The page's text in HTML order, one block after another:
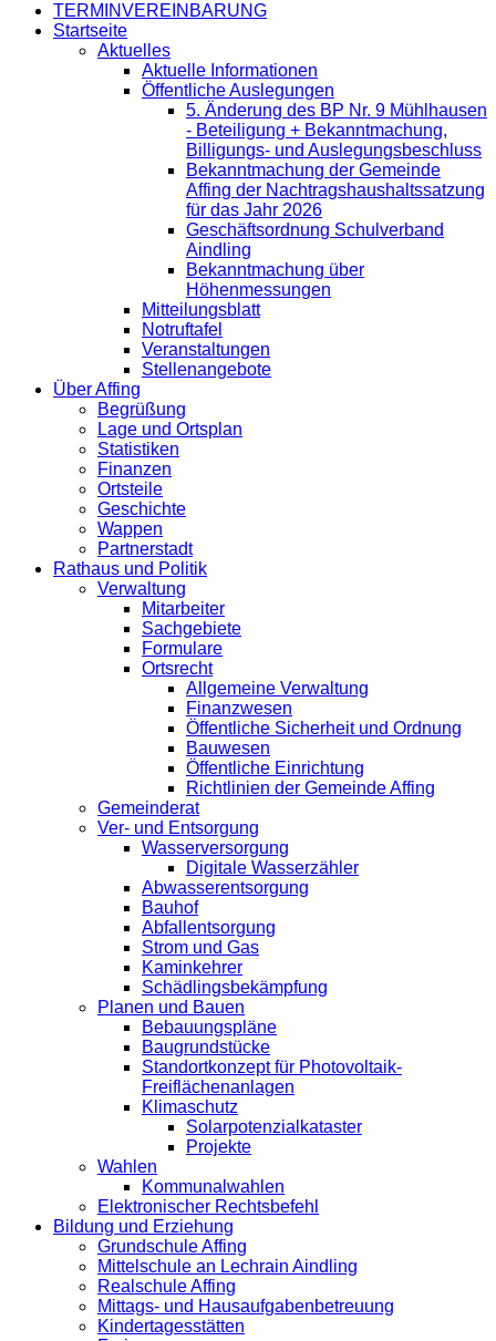
TERMINVEREINBARUNG
Startseite
Aktuelles
Aktuelle Informationen
Öffentliche Auslegungen
5. Änderung des BP Nr. 9 Mühlhausen
- Beteiligung + Bekanntmachung,
Billigungs- und Auslegungsbeschluss
Bekanntmachung der Gemeinde
Affing der Nachtragshaushaltssatzung
für das Jahr 2026
Geschäftsordnung Schulverband
Aindling
Bekanntmachung über
Höhenmessungen
Mitteilungsblatt
Notruftafel
Veranstaltungen
Stellenangebote
Über Affing
Begrüßung
Lage und Ortsplan
Statistiken
Finanzen
Ortsteile
Geschichte
Wappen
Partnerstadt
Rathaus und Politik
Verwaltung
Mitarbeiter
Sachgebiete
Formulare
Ortsrecht
Allgemeine Verwaltung
Finanzwesen
Öffentliche Sicherheit und Ordnung
Bauwesen
Öffentliche Einrichtung
Richtlinien der Gemeinde Affing
Gemeinderat
Ver- und Entsorgung
Wasserversorgung
Digitale Wasserzähler
Abwasserentsorgung
Bauhof
Abfallentsorgung
Strom und Gas
Kaminkehrer
Schädlingsbekämpfung
Planen und Bauen
Bebauungspläne
Baugrundstücke
Standortkonzept für Photovoltaik-
Freiflächenanlagen
Klimaschutz
Solarpotenzialkataster
Projekte
Wahlen
Kommunalwahlen
Elektronischer Rechtsbefehl
Bildung und Erziehung
Grundschule Affing
Mittelschule an Lechrain Aindling
Realschule Affing
Mittags- und Hausaufgabenbetreuung
Kindertagesstätten